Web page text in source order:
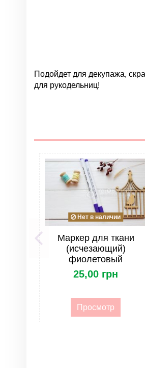
Подойдет для декупажа,
для рукодельниц!
Тип
Страна
Все для игрушек и
Все для игрушек и
Шаблон для вырезания/
Нет в наличии
Маркер для ткани
(исчезающий)
фиолетовый
25,00 грн
Просмотр